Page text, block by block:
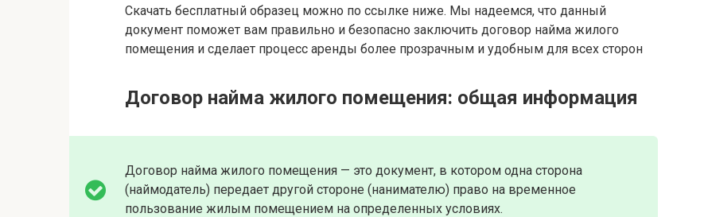
Скачать бесплатный образец можно по ссылке ниже. Мы надеемся, что данный
документ поможет вам правильно и безопасно заключить договор найма жилого
помещения и сделает процесс аренды более прозрачным и удобным для всех сторон
Договор найма жилого помещения: общая информация
Договор найма жилого помещения — это документ, в котором одна сторона
(наймодатель) передает другой стороне (нанимателю) право на временное
пользование жилым помещением на определенных условиях.